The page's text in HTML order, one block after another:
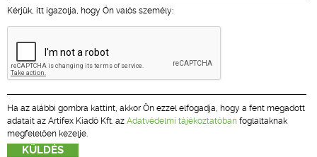
Kérjük, itt igazolja, hogy Ön valós személy:
Ha az alábbi gombra kattint, akkor Ön ezzel elfogadja, hogy a fent megadott
adatait az Artifex Kiadó Kft. az Adatvédelmi tájékoztatóban foglaltaknak
megfelelően kezelje.